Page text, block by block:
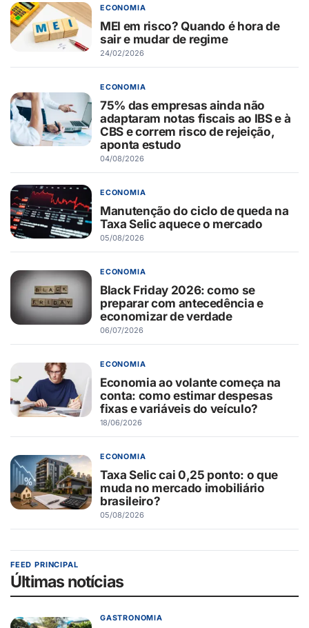
ECONOMIA
MEI em risco? Quando é hora de
sair e mudar de regime
24/02/2026
ECONOMIA
75% das empresas ainda não
adaptaram notas fiscais ao IBS e à
CBS e correm risco de rejeição,
aponta estudo
04/08/2026
ECONOMIA
Manutenção do ciclo de queda na
Taxa Selic aquece o mercado
05/08/2026
ECONOMIA
Black Friday 2026: como se
preparar com antecedência e
economizar de verdade
06/07/2026
ECONOMIA
Economia ao volante começa na
conta: como estimar despesas
fixas e variáveis do veículo?
18/06/2026
ECONOMIA
Taxa Selic cai 0,25 ponto: o que
muda no mercado imobiliário
brasileiro?
05/08/2026
FEED PRINCIPAL
Últimas notícias
GASTRONOMIA